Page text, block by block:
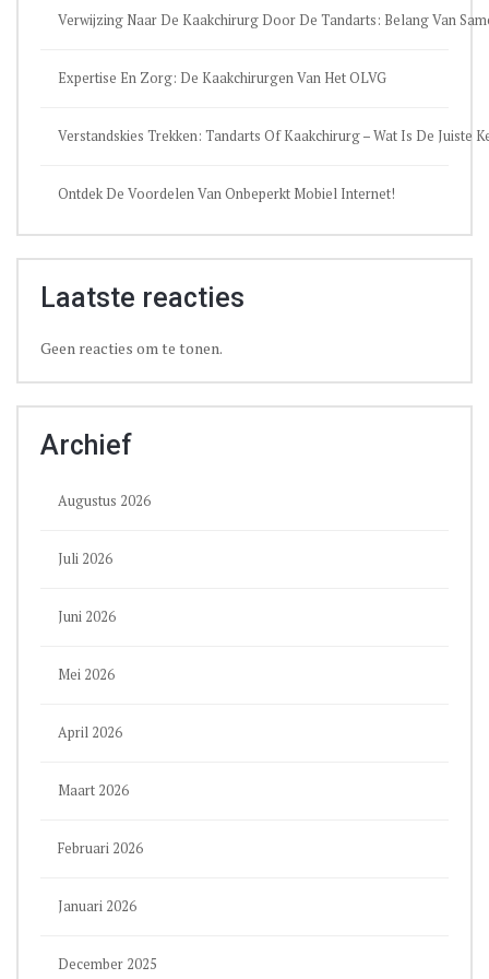
Verwijzing Naar De Kaakchirurg Door De Tandarts: Belang Van
Expertise En Zorg: De Kaakchirurgen Van Het OLVG
Verstandskies Trekken: Tandarts Of Kaakchirurg – Wat Is De Juiste
Ontdek De Voordelen Van Onbeperkt Mobiel Internet!
Laatste reacties
Geen reacties om te tonen.
Archief
Augustus 2026
Juli 2026
Juni 2026
Mei 2026
April 2026
Maart 2026
Februari 2026
Januari 2026
December 2025